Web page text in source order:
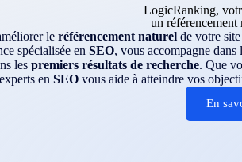
LogicRanking,
un
le référencement naturel de votre
spécialisée en SEO, vous accompagne
les premiers résultats de recherche. Que
en SEO vous aide à atteindre vos
En